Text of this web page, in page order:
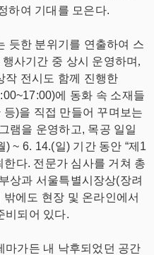
하여 기대를 모은다.
듯한 분위기를 연출하여 스
사기간 중 상시 운영하며,
작 전시도 함께 진행한
에 동화 속 소재들
)을 직접 만들어 꾸며보는
램을 운영하고, 목공 일일
) ~ 6. 14.(일) 기간 동안 “제1
다. 전문가 심사를 거쳐 총
상과 서울특별시장상(장려
에도 현장 및 온라인에서
비되어 있다.
마가든 내 낙후되었던 공간